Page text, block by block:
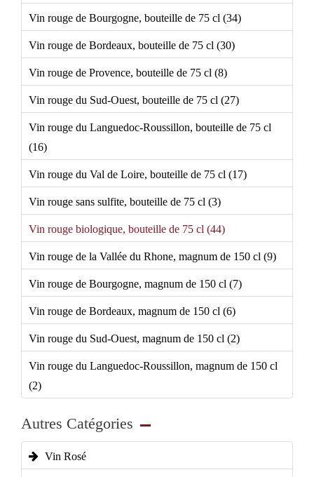
Vin rouge de Bourgogne, bouteille de 75 cl (34)
Vin rouge de Bordeaux, bouteille de 75 cl (30)
Vin rouge de Provence, bouteille de 75 cl (8)
Vin rouge du Sud-Ouest, bouteille de 75 cl (27)
Vin rouge du Languedoc-Roussillon, bouteille de 75 cl
(16)
Vin rouge du Val de Loire, bouteille de 75 cl (17)
Vin rouge sans sulfite, bouteille de 75 cl (3)
Vin rouge biologique, bouteille de 75 cl (44)
Vin rouge de la Vallée du Rhone, magnum de 150 cl (9)
Vin rouge de Bourgogne, magnum de 150 cl (7)
Vin rouge de Bordeaux, magnum de 150 cl (6)
Vin rouge du Sud-Ouest, magnum de 150 cl (2)
Vin rouge du Languedoc-Roussillon, magnum de 150 cl
(2)
Autres Catégories
Vin Rosé